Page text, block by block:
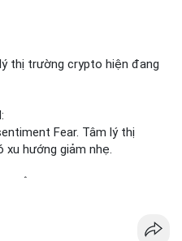
trợ nhanh nhất!
thị trường crypto hiện đang
Fear. Tâm lý thị
hướng giảm nhẹ.
Pudgy Penguins, IoTeX,
Solana, Dogecoin,